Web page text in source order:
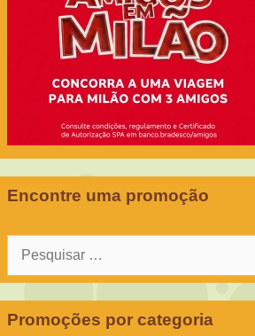
Encontre uma promoção
Pesquisar
Promoções por categoria